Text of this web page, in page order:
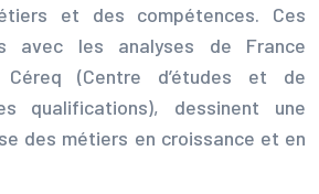
et des compétences. Ces
avec les analyses de France
(Centre d’études et de
qualifications), dessinent une
des métiers en croissance et en